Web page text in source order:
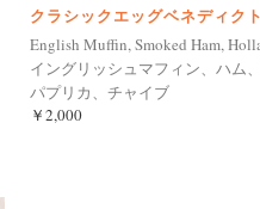
クラシックエッグベネディクト
English Muffin, Smoked Ham,
イングリッシュマフィン、ハム
パプリカ、チャイブ
￥2,000